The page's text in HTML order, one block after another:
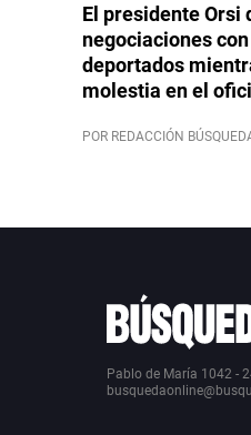
El presidente Orsi
negociaciones
deportados
molestia en el
POR REDACCIÓN
Pablo de María 1042 -